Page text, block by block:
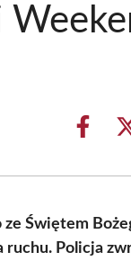
Share
Świętem
Policja